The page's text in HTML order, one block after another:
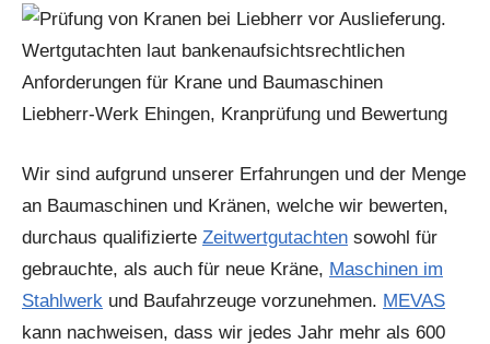
Liebherr-Werk Ehingen, Kranprüfung und Bewertung
Wir sind aufgrund unserer Erfahrungen und der Menge
an Baumaschinen und Kränen, welche wir bewerten,
durchaus qualifizierte Zeitwertgutachten sowohl für
gebrauchte, als auch für neue Kräne, Maschinen im
Stahlwerk und Baufahrzeuge vorzunehmen. MEVAS
kann nachweisen, dass wir jedes Jahr mehr als 600